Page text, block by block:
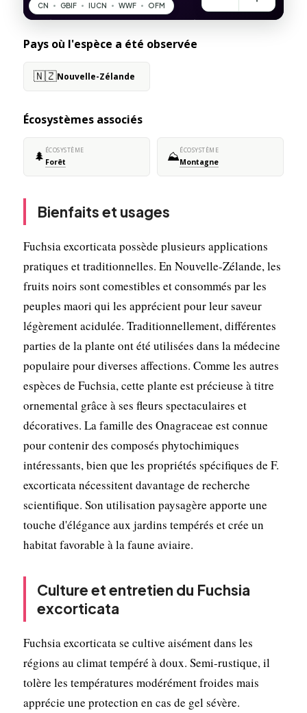
Pays où l'espèce a été observée
🇳🇿Nouvelle-Zélande
Écosystèmes associés
🌲 ÉCOSYSTÈME
Forêt ⛰️ÉCOSYSTÈME
Montagne
Bienfaits et usages
Fuchsia excorticata possède plusieurs applications
pratiques et traditionnelles. En Nouvelle-Zélande, les
fruits noirs sont comestibles et consommés par les
peuples maori qui les apprécient pour leur saveur
légèrement acidulée. Traditionnellement, différentes
parties de la plante ont été utilisées dans la médecine
populaire pour diverses affections. Comme les autres
espèces de Fuchsia, cette plante est précieuse à titre
ornemental grâce à ses fleurs spectaculaires et
décoratives. La famille des Onagraceae est connue
pour contenir des composés phytochimiques
intéressants, bien que les propriétés spécifiques de F.
excorticata nécessitent davantage de recherche
scientifique. Son utilisation paysagère apporte une
touche d'élégance aux jardins tempérés et crée un
habitat favorable à la faune aviaire.
Culture et entretien du Fuchsia
excorticata
Fuchsia excorticata se cultive aisément dans les
régions au climat tempéré à doux. Semi-rustique, il
tolère les températures modérément froides mais
apprécie une protection en cas de gel sévère.